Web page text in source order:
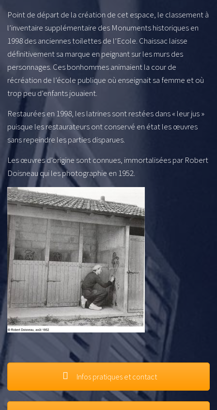
Point de départ de la création de cet espace, le classement à
l’inventaire supplémentaire des Monuments historiques en
1998 des anciennes toilettes de l’Ecole. Chaissac laisse
définitivement sa marque en peignant sur les murs des
personnages. Ces bonhommes animaient la cour de
récréation de l’école publique où enseignait sa femme et où
trop peu d’enfants jouaient.
Restaurées en 1998, les latrines sont restées dans « leur jus »
puisque les restaurateurs ont conservé en état les œuvres
sans repeindre les parties disparues.
Les œuvres d’origine sont connues, immortalisées par Robert
Doisneau qui les photographie en 1952.
Infos pratiques et contact